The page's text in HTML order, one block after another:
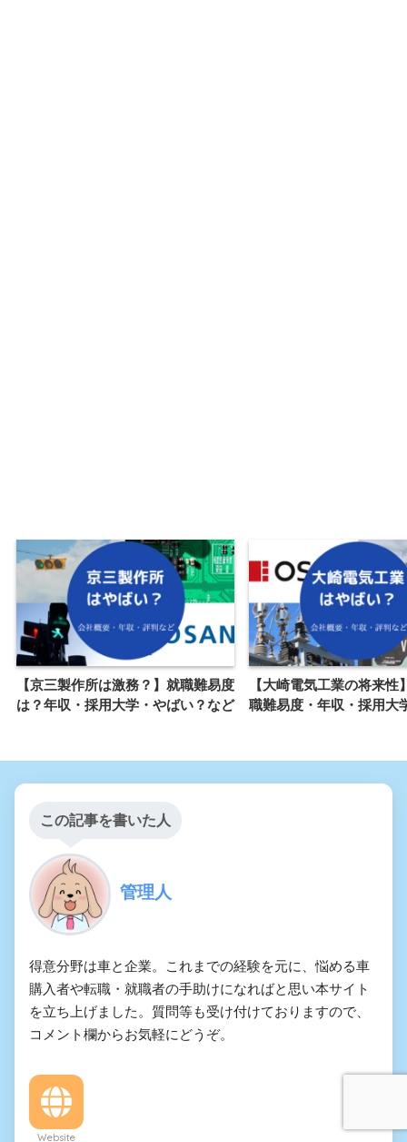
【京三製作所は激務？】就職難易度
は？年収・採用大学・やばい？など
【大崎電気工業の将来性
職難易度・年収・採用大
この記事を書いた人
管理人
得意分野は車と企業。これまでの経験を元に、悩める車
購入者や転職・就職者の手助けになればと思い本サイト
を立ち上げました。質問等も受け付けておりますので、
コメント欄からお気軽にどうぞ。
Website